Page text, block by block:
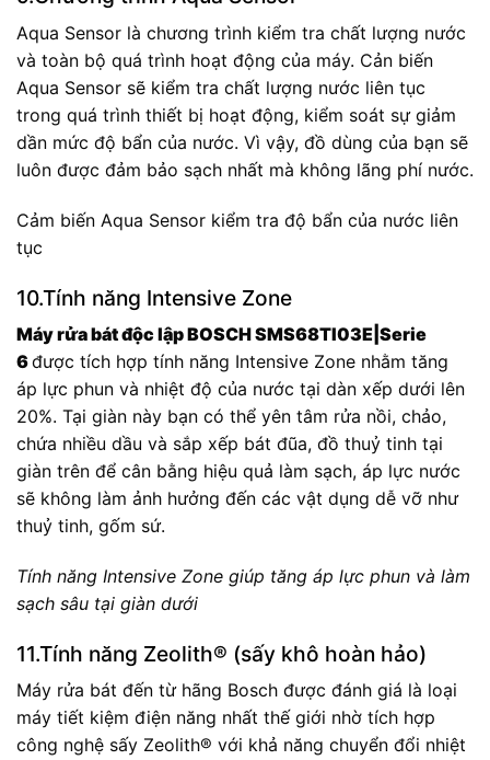
Aqua Sensor là chương trình kiểm tra chất lượng nước
và toàn bộ quá trình hoạt động của máy. Cản biến
Aqua Sensor sẽ kiểm tra chất lượng nước liên tục
trong quá trình thiết bị hoạt động, kiểm soát sự giảm
dần mức độ bẩn của nước. Vì vậy, đồ dùng của bạn sẽ
luôn được đảm bảo sạch nhất mà không lãng phí nước.
Cảm biến Aqua Sensor kiểm tra độ bẩn của nước liên
tục
10.Tính năng Intensive Zone
Máy rửa bát độc lập BOSCH SMS68TI03E|Serie
6được tích hợp tính năng Intensive Zone nhằm tăng
áp lực phun và nhiệt độ của nước tại dàn xếp dưới lên
20%. Tại giàn này bạn có thể yên tâm rửa nồi, chảo,
chứa nhiều dầu và sắp xếp bát đũa, đồ thuỷ tinh tại
giàn trên để cân bằng hiệu quả làm sạch, áp lực nước
sẽ không làm ảnh hưởng đến các vật dụng dễ vỡ như
thuỷ tinh, gốm sứ.
Tính năng Intensive Zone giúp tăng áp lực phun và làm
sạch sâu tại giàn dưới
11.Tính năng Zeolith® (sấy khô hoàn hảo)
Máy rửa bát đến từ hãng Bosch được đánh giá là loại
máy tiết kiệm điện năng nhất thế giới nhờ tích hợp
công nghệ sấy Zeolith® với khả năng chuyển đổi nhiệt